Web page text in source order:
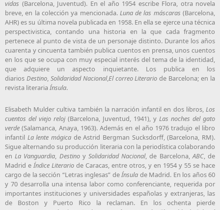
vidas (Barcelona, Juventud). En el año 1954 escribe Flora, otra novela
breve, en la colección ya mencionada. Luna de las máscaras (Barcelona,
AHR) es su última novela publicada en 1958. En ella se ejerce una técnica
perspectivistica, contando una historia en la que cada fragmento
pertenece al punto de vista de un personaje distinto. Durante los años
cuarenta y cincuenta también publica cuentos en prensa, unos cuentos
en los que se ocupa con muy especial interés del tema de la identidad,
que adquiere un aspecto inquietante. Los publica en los
diarios Destino, Solidaridad Nacional,El correo Literario de Barcelona; en la
revista literaria Ínsula.
Elisabeth Mulder cultiva también la narración infantil en dos libros, Los
cuentos del viejo reloj(Barcelona, Juventud, 1941), y Las noches del gato
verde (Salamanca, Anaya, 1963). Además en el año 1976 tradujo el libro
infantil La lente mágica deAstrid Bergman Sucksdorff, (Barcelona, RM).
Sigue alternando su producción literaria con la periodística colaborando
en La Vanguardia DestinoySolidaridad Nacional, de Barcelona, ABC, de
Madrid e Índice Literario de Caracas, entre otros, y en 1954 y 55 se hace
cargo de la sección “Letras inglesas” de Ínsula de Madrid. En los años 60
y 70 desarrolla una intensa labor como conferenciante, requerida por
importantes instituciones y universidades españolas y extranjeras, las
de Boston y Puerto Rico la reclaman. En los ochenta pierde